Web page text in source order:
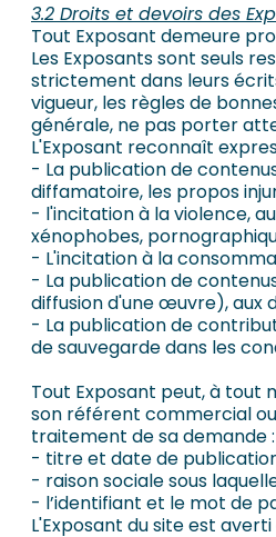
3.2 Droits et devoirs des
Tout Exposant demeure
Les Exposants sont seuls
strictement dans leurs
vigueur, les règles de
générale, ne pas porter
L'Exposant reconnaît
- La publication de
diffamatoire, les propos
- l'incitation à la violence,
xénophobes,
- L'incitation à la
- La publication de
diffusion d'une œuvre), aux
- La publication de
de sauvegarde dans les
Tout Exposant peut, à tout
son référent commercial
traitement de sa demande :
- titre et date de
- raison sociale sous
- l’identifiant et le mot de
L'Exposant du site est